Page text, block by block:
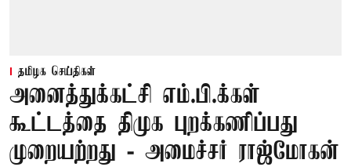
தமிழக செய்திகள்
அனைத்துக்கட்சி எம்.பி.க்கள்
கூட்டத்தை திமுக புறக்கணிப்பது
முறையற்றது - அமைச்சர் ராஜ்மோகன்